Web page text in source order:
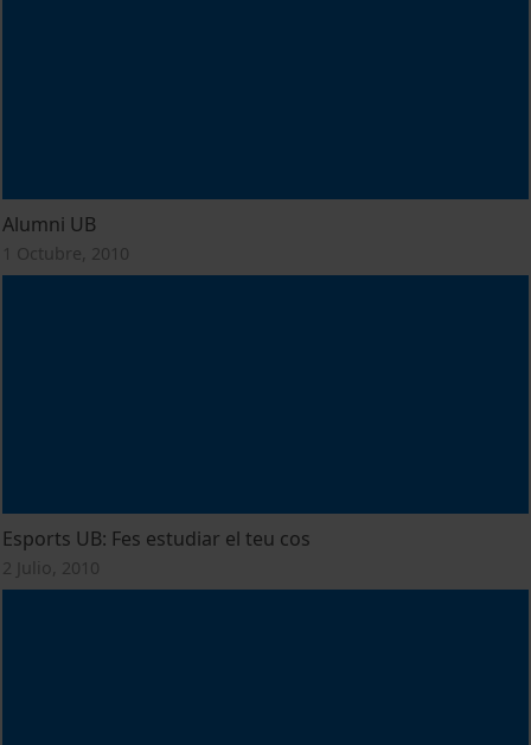
Alumni UB
1 Octubre, 2010
Esports UB: Fes estudiar el teu cos
2 Julio, 2010